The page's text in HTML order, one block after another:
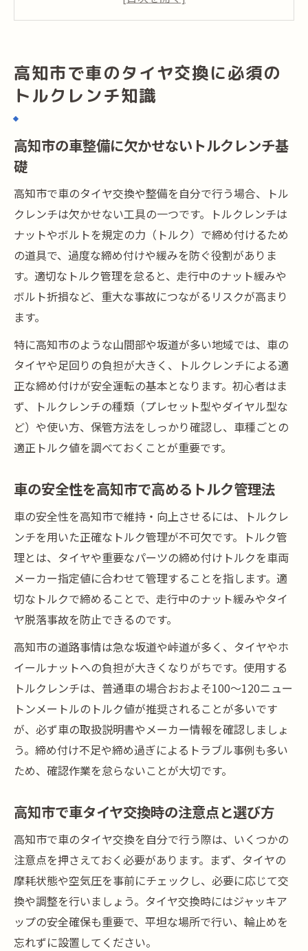
車の安全性を高知市で高めるトルク管理法
方
高知市で車タイヤ交換の失敗を防ぐコツ
高知市で車を安全に保つトルクレンチ活用
車タイヤ交換時の高知市トルク管理ポイン
ト
高知市で車の緩み防止に役立つ締付け術
車の持ち込み交換も高知市で安心トルク管
理
高知市の車DIY派必見トルクレンチ選び方
秘訣
高知市で車タイヤ交換の工賃節約ポイント
車持ち込みで高知市工賃を抑える方法
高知市で車タイヤ交換安く済ませるコツ
車の工賃比較と高知市での節約術
セルフ交換なら高知市で安全重視の車管理を実
現
高知市で車セルフ交換時の安全管理ポイン
ト
車メンテナンスを高知市で安全に行う方法
高知市で車セルフ交換を成功させるコツ
車のトルク管理を高知市で徹底する重要性
高知市で車DIY交換時の安全確保ポイント
トルクレンチ選びで車の安全性を高知市で考え
る
高知市で車の安全性を高めるトルクレンチ
選び
車向けトルクレンチを高知市で選ぶコツ
高知市で車タイヤ交換に最適な選定ポイン
車DIY派に高知市おすすめトルクレンチ特徴
高知市で車の安全守るトルクレンチ選定法
高知市における車の持ち込みタイヤ交換完全ガ
イド
高知市で車の持ち込みタイヤ交換方法を解
説
高知市で車のタイヤ交換に必須の
トルクレンチ知識
高知市の車整備に欠かせないトルクレンチ基
礎
高知市で車のタイヤ交換や整備を自分で行う場合、トル
クレンチは欠かせない工具の一つです。トルクレンチは
ナットやボルトを規定の力（トルク）で締め付けるため
の道具で、過度な締め付けや緩みを防ぐ役割がありま
す。適切なトルク管理を怠ると、走行中のナット緩みや
ボルト折損など、重大な事故につながるリスクが高まり
ます。
特に高知市のような山間部や坂道が多い地域では、車の
タイヤや足回りの負担が大きく、トルクレンチによる適
正な締め付けが安全運転の基本となります。初心者はま
ず、トルクレンチの種類（プレセット型やダイヤル型な
ど）や使い方、保管方法をしっかり確認し、車種ごとの
適正トルク値を調べておくことが重要です。
車の安全性を高知市で高めるトルク管理法
車の安全性を高知市で維持・向上させるには、トルクレ
ンチを用いた正確なトルク管理が不可欠です。トルク管
理とは、タイヤや重要なパーツの締め付けトルクを車両
メーカー指定値に合わせて管理することを指します。適
切なトルクで締めることで、走行中のナット緩みやタイ
ヤ脱落事故を防止できるのです。
高知市の道路事情は急な坂道や峠道が多く、タイヤやホ
イールナットへの負担が大きくなりがちです。使用する
トルクレンチは、普通車の場合おおよそ100〜120ニュー
トンメートルのトルク値が推奨されることが多いです
が、必ず車の取扱説明書やメーカー情報を確認しましょ
う。締め付け不足や締め過ぎによるトラブル事例も多い
ため、確認作業を怠らないことが大切です。
高知市で車タイヤ交換時の注意点と選び方
高知市で車のタイヤ交換を自分で行う際は、いくつかの
注意点を押さえておく必要があります。まず、タイヤの
摩耗状態や空気圧を事前にチェックし、必要に応じて交
換や調整を行いましょう。タイヤ交換時にはジャッキア
ップの安全確保も重要で、平坦な場所で行い、輪止めを
忘れずに設置してください。